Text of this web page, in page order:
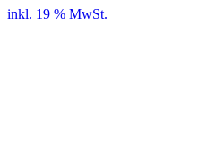
inkl. 19 % MwSt.